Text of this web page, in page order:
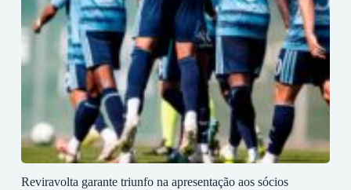
Reviravolta garante triunfo na apresentação aos sócios